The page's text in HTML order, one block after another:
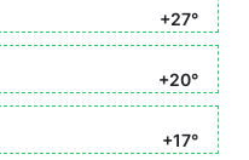
+27°
+20°
+17°